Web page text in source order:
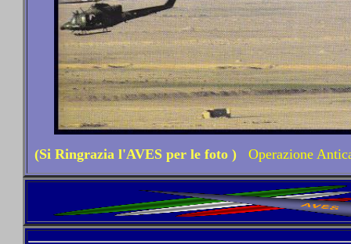
(Si Ringrazia l'AVES per le foto ) Operazione